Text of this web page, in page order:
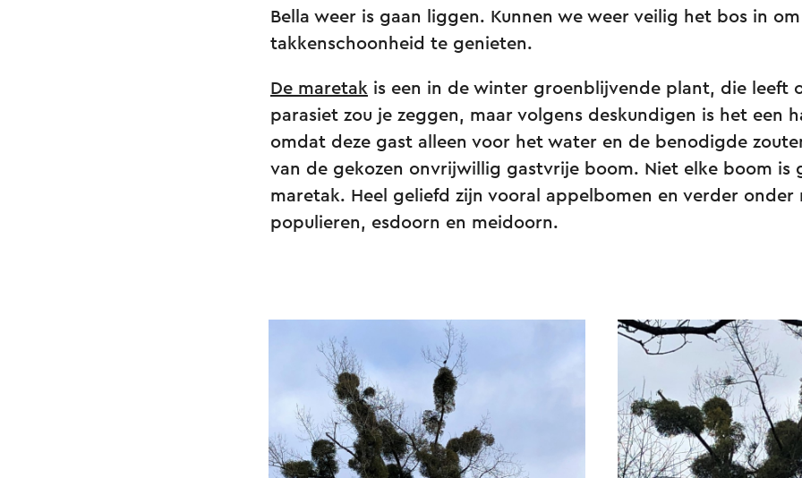
Bella weer is gaan liggen. Kunnen we weer veilig het bos in
takkenschoonheid te genieten.
De maretak is een in de winter groenblijvende plant, die leeft
parasiet zou je zeggen, maar volgens deskundigen is het een
omdat deze gast alleen voor het water en de benodigde
van de gekozen onvrijwillig gastvrije boom. Niet elke boom is
maretak. Heel geliefd zijn vooral appelbomen en verder onder
populieren, esdoorn en meidoorn.